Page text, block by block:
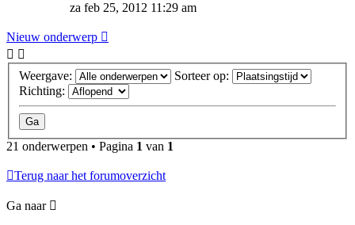
za feb 25, 2012 11:29 am
Nieuw onderwerp
Weergave:
Sorteer op:
Richting:
21 onderwerpen • Pagina 1 van 1
Terug naar het forumoverzicht
Ga naar